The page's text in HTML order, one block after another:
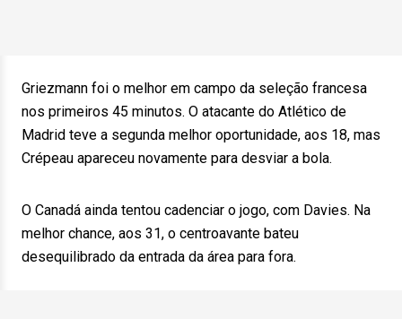
Griezmann foi o melhor em campo da seleção francesa
nos primeiros 45 minutos. O atacante do Atlético de
Madrid teve a segunda melhor oportunidade, aos 18, mas
Crépeau apareceu novamente para desviar a bola.
O Canadá ainda tentou cadenciar o jogo, com Davies. Na
melhor chance, aos 31, o centroavante bateu
desequilibrado da entrada da área para fora.